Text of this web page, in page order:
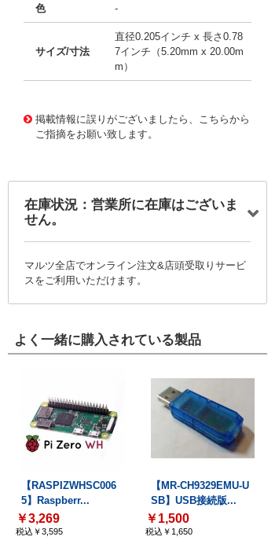
色 -
サイズ/寸法
直径0.205インチ x 長さ0.78
7インチ（5.20mm x 20.00m
m）
掲載情報に誤りがございましたら、こちらから
ご指摘をお願い致します。
在庫状況：営業所に在庫はございま
せん。
マルツ全店でオンライン注文&店頭受取りサービ
スをご利用いただけます。
よく一緒に購入されている製品
【RASPIZWHSC006
5】Raspberr...
￥3,269
税込￥3,595
【MR-CH9329EMU-U
SB】USB接続版...
￥1,500
税込￥1,650